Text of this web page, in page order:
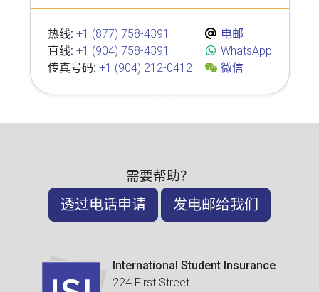
热线: +1 (877) 758-4391
直线: +1 (904) 758-4391
传真号码: +1 (904) 212-0412
电邮
WhatsApp
微信
需要帮助？
透过电话申请 发电邮给我们
International Student Insurance
224 First Street